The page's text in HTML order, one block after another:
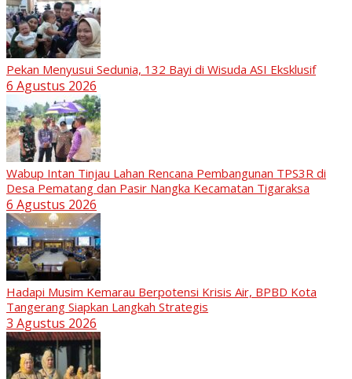
Pekan Menyusui Sedunia, 132 Bayi di Wisuda ASI Eksklusif
6 Agustus 2026
Wabup Intan Tinjau Lahan Rencana Pembangunan TPS3R di
Desa Pematang dan Pasir Nangka Kecamatan Tigaraksa
6 Agustus 2026
Hadapi Musim Kemarau Berpotensi Krisis Air, BPBD Kota
Tangerang Siapkan Langkah Strategis
3 Agustus 2026